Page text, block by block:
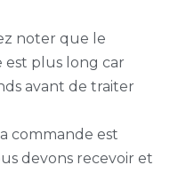
noter que le
plus long car
avant de traiter
commande est
devons recevoir et